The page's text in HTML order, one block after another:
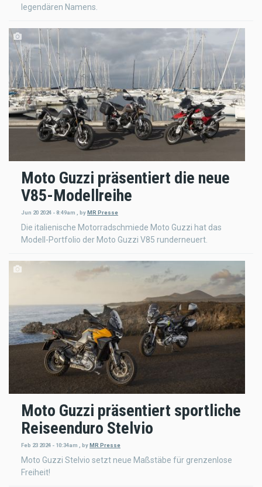
legendären Namens.
Moto Guzzi präsentiert die neue
V85-Modellreihe
Jun 20 2024 - 8:49am byMR Presse
Die italienische Motorradschmiede Moto Guzzi hat das
Modell-Portfolio der Moto Guzzi V85 runderneuert.
Moto Guzzi präsentiert sportliche
Reiseenduro Stelvio
Feb 23 2024 - 10:34am byMR Presse
Moto Guzzi Stelvio setzt neue Maßstäbe für grenzenlose
Freiheit!